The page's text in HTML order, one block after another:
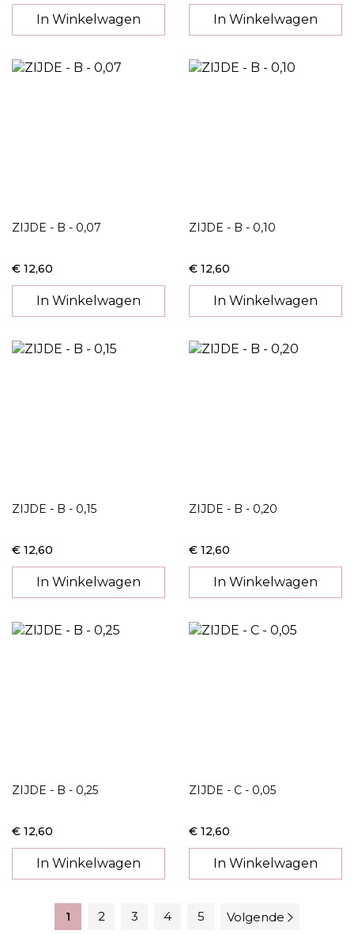
In Winkelwagen In Winkelwagen
ZIJDE - B - 0,07
€ 12,60
In Winkelwagen
ZIJDE - B - 0,10
€ 12,60
In Winkelwagen
ZIJDE - B - 0,15
€ 12,60
In Winkelwagen
ZIJDE - B - 0,20
€ 12,60
In Winkelwagen
ZIJDE - B - 0,25
€ 12,60
In Winkelwagen
ZIJDE - C - 0,05
€ 12,60
In Winkelwagen
1 2 3 4 5 Volgende